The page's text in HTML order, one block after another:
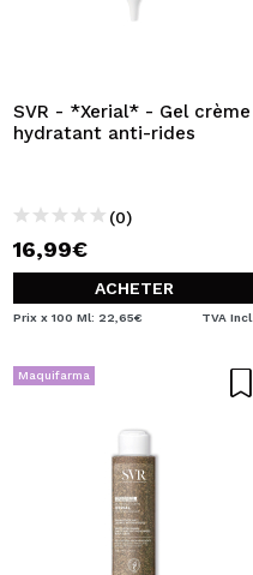
SVR - *Xerial* - Gel crème
hydratant anti-rides
(0)
16,99€
ACHETER
Prix x 100 Ml: 22,65€ TVA Incl.
Maquifarma